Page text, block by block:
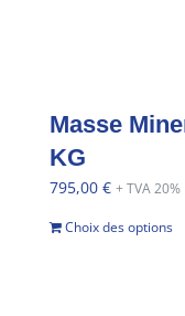
Masse
KG
795,00 € + TVA 20%
Choix des options